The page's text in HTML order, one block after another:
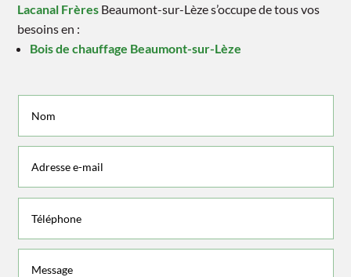
Lacanal Frères Beaumont-sur-Lèze s’occupe de tous vos
besoins en :
Bois de chauffage Beaumont-sur-Lèze